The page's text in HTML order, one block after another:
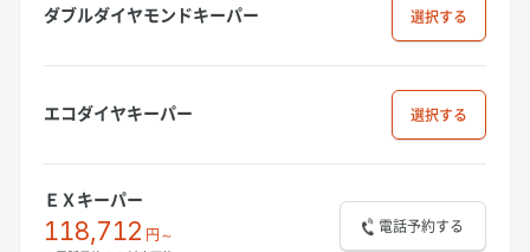
ダブルダイヤモンドキーパー 選択
エコダイヤキーパー 選択
ＥＸキーパー
118,712 円～ 電話予約する